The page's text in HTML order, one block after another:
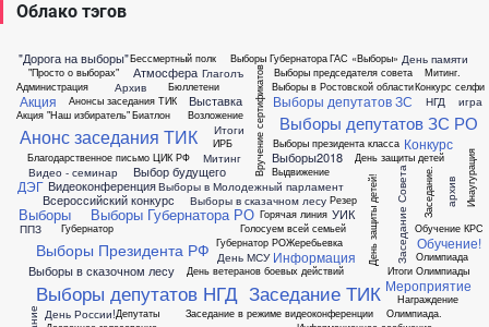
Облако тэгов
"Дорога на выборы"
"Просто о выборах"
Администрация
Акция
Акция "Наш избиратель"
Анонс заседания ТИК
Анонсы заседания ТИК
Архив
Атмосфера
Бессмертный полк
Биатлон
Благодарственное письмо ЦИК РФ
Бюллетени
Видео - семинар
Видеоконференция
Возложение Вручение сертификатов
Всероссийский конкурс
Выбор будущего
Выборы
Выборы Губернатора
Выборы Губернатора РО
Выборы Президента РФ
Выборы в Молодежный парламент
Выборы в Ростовской области
Выборы в сказачном лесу
Выборы в сказочном лесу
Выборы депутатов ЗС
Выборы депутатов ЗС РО
Выборы депутатов НГД
Выборы председателя совета
Выборы президента класса
Выборы2018
Выдвижение
Выставка
ГАС «Выборы»
Глаголъ
Голосуем всей семьей
Горячая линия
Губернатор
Губернатор РО
ДЭГ
День МСУ
День России!
День ветеранов боевых действий
День защиты детей
День защиты детей!
День памяти
Депутаты
Жеребьевка Заседание Совета
Заседание ТИК
Заседание в режиме видеоконференции
Заседание.
ИРБ
Инаугурация
Информация
Итоги
Итоги Олимпиады
Конкурс
Конкурс селфи
Мероприятие
Митинг
Митинг.
НГД
Награждение
Обучение КРС
Обучение!
Олимпиада
Олимпиада.
ППЗ
Резер
УИК
архив
игра